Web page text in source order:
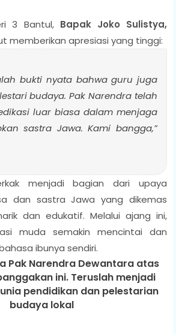
3 Bantul, Bapak Joko Sulistya,
memberikan apresiasi yang tinggi:
bukti nyata bahwa guru juga
budaya. Pak Narendra telah
luar biasa dalam menjaga
sastra Jawa. Kami bangga,”
menjadi bagian dari upaya
dan sastra Jawa yang dikemas
dan edukatif. Melalui ajang ini,
muda semakin mencintai dan
ibunya sendiri.
Pak Narendra Dewantara atas
ini. Teruslah menjadi
pendidikan dan pelestarian
budaya lokal